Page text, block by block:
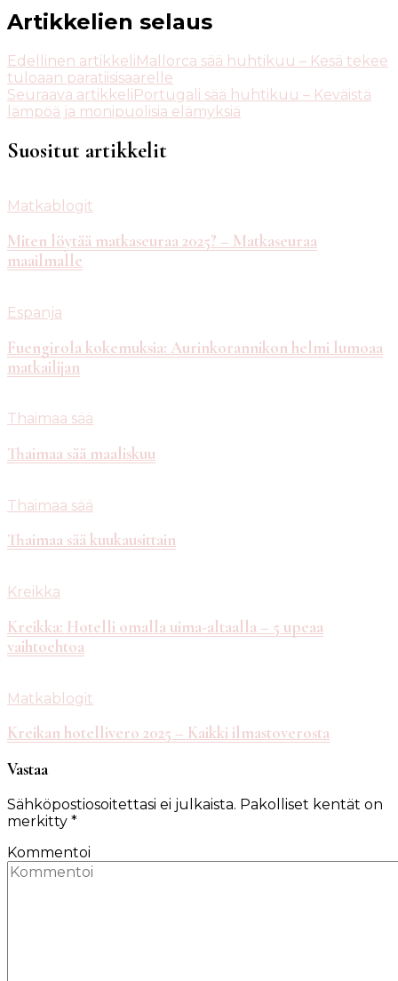
Artikkelien selaus
Edellinen artikkeliMallorca sää huhtikuu – Kesä tekee
tuloaan paratiisisaarelle
Seuraava artikkeliPortugali sää huhtikuu – Keväistä
lämpöä ja monipuolisia elämyksiä
Suositut artikkelit
Matkablogit
Miten löytää matkaseuraa 2025? – Matkaseuraa
maailmalle
Espanja
Fuengirola kokemuksia: Aurinkorannikon helmi lumoaa
matkailijan
Thaimaa sää
Thaimaa sää maaliskuu
Thaimaa sää
Thaimaa sää kuukausittain
Kreikka
Kreikka: Hotelli omalla uima-altaalla – 5 upeaa
vaihtoehtoa
Matkablogit
Kreikan hotellivero 2025 – Kaikki ilmastoverosta
Vastaa
Sähköpostiosoitettasi ei julkaista. Pakolliset kentät on
merkitty *
Kommentoi